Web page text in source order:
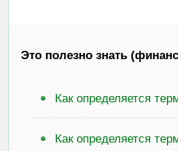
Это полезно знать
Как определяется
Как определяется